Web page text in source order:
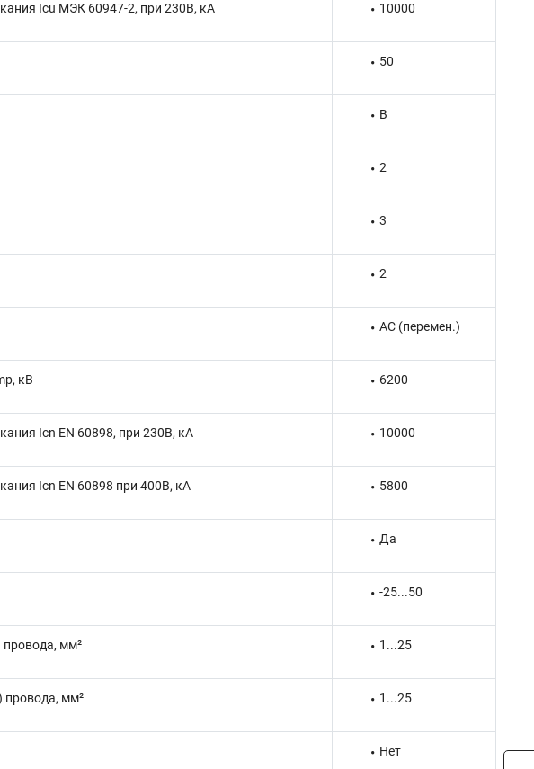
Icu МЭК 60947-2, при 230В, кА 10000
50
B
2
3
2
AC (перемен.)
кВ 6200
Icn EN 60898, при 230В, кА 10000
Icn EN 60898 при 400В, кА 5800
Да
-25...50
провода, мм² 1...25
провода, мм² 1...25
Нет